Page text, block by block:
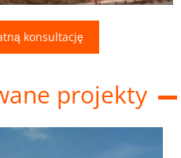
konsultację
projekty